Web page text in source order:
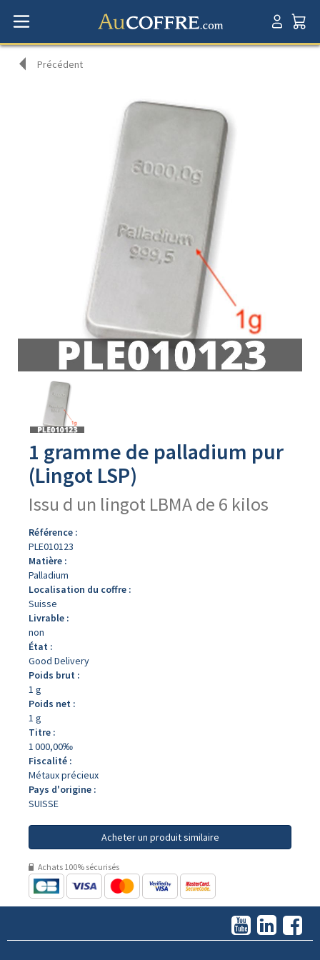
Précédent
produit
1 gramme de palladium pur
(Lingot LSP)
Issu d un lingot LBMA de 6 kilos
Référence :
PLE010123
Matière :
Palladium
Localisation du coffre :
Suisse
Livrable :
non
État :
Good Delivery
Poids brut :
1 g
Poids net :
1 g
Titre :
1 000,00‰
Fiscalité :
Métaux précieux
Pays d'origine :
SUISSE
Acheter un produit similaire
Achats 100% sécurisés